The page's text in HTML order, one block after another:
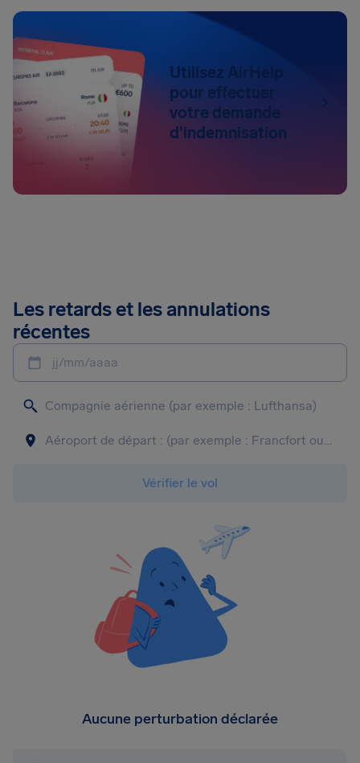
Utilisez AirHelp
pour effectuer
votre demande
d'indemnisation
Les retards et les annulations
récentes
jj/mm/aaaa
Vérifier le vol
Aucune perturbation déclarée